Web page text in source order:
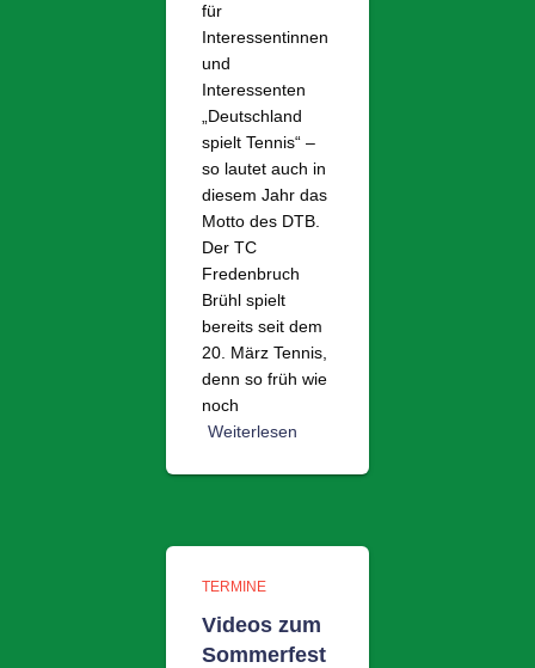
für
Interessentinnen
und
Interessenten
„Deutschland
spielt Tennis“ –
so lautet auch in
diesem Jahr das
Motto des DTB.
Der TC
Fredenbruch
Brühl spielt
bereits seit dem
20. März Tennis,
denn so früh wie
noch
Weiterlesen
TERMINE
Videos zum
Sommerfest